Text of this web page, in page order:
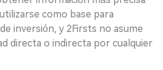
como base para
inversión, y 2Firsts no asume
directa o indirecta por cualquier